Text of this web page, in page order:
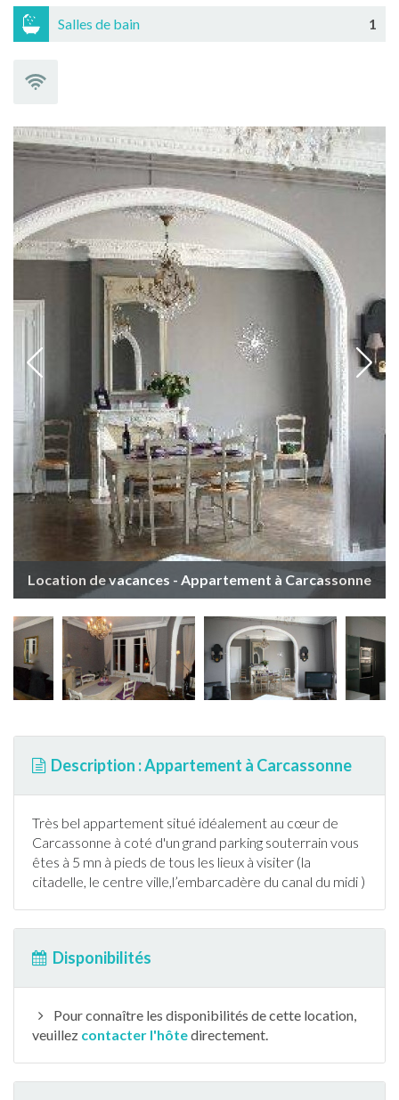
Salles de bain 1
Location de vacances - Appartement à Carcassonne
Description : Appartement à Carcassonne
Très bel appartement situé idéalement au cœur de
Carcassonne à coté d'un grand parking souterrain vous
êtes à 5 mn à pieds de tous les lieux à visiter (la
citadelle, le centre ville,l’embarcadère du canal du midi )
Disponibilités
Pour connaître les disponibilités de cette location,
veuillez contacter l'hôtedirectement.